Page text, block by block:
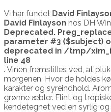
Vi har fundet David
David Finlayson hos DH
Deprecated.
parameter #3 ($subject)
deprecated in /tmp/
line 48
. Vinen fremstilles ved, at
morgenen. Hvor de holdes
karakter og syreindhold.
grønne æbler. Flint og
kendetegnet ved en syrlig